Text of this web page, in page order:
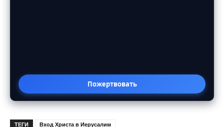
Пожертвовать
ТЕГИ Вход Христа в Иерусалим